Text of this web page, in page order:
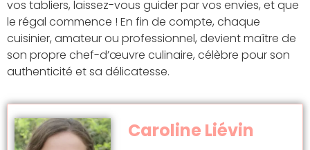
vos tabliers, laissez-vous guider par vos envies, et que
le régal commence ! En fin de compte, chaque
cuisinier, amateur ou professionnel, devient maître de
son propre chef-d’œuvre culinaire, célèbre pour son
authenticité et sa délicatesse.
Caroline Liévin